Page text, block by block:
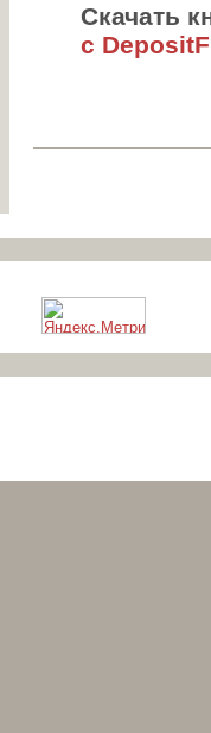
Скачать
с